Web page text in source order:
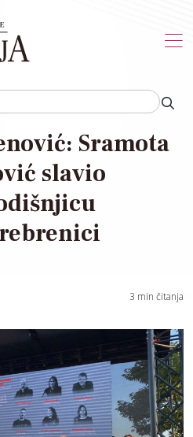
Sramota
slavio
3 min čitanja